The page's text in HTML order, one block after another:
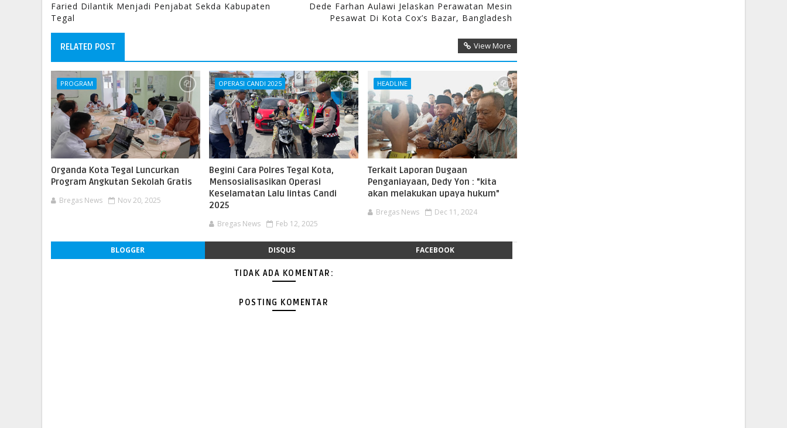
Faried Dilantik Menjadi Penjabat Sekda Kabupaten
Tegal
Dede Farhan Aulawi Jelaskan Perawatan Mesin
Pesawat Di Kota Cox’s Bazar, Bangladesh
RELATED POST View More
PROGRAM
Organda Kota Tegal Luncurkan
Program Angkutan Sekolah Gratis
Bregas News Nov 20, 2025
OPERASI CANDI 2025
Begini Cara Polres Tegal Kota,
Mensosialisasikan Operasi
Keselamatan Lalu lintas Candi
2025
Bregas News Feb 12, 2025
HEADLINE
Terkait Laporan Dugaan
Penganiayaan, Dedy Yon : "kita
akan melakukan upaya hukum"
Bregas News Dec 11, 2024
BLOGGER DISQUS FACEBOOK
TIDAK ADA KOMENTAR:
POSTING KOMENTAR